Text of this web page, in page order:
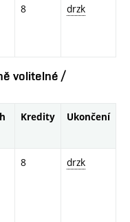
8 drzk
volitelné /
Kredity Ukončení
8 drzk